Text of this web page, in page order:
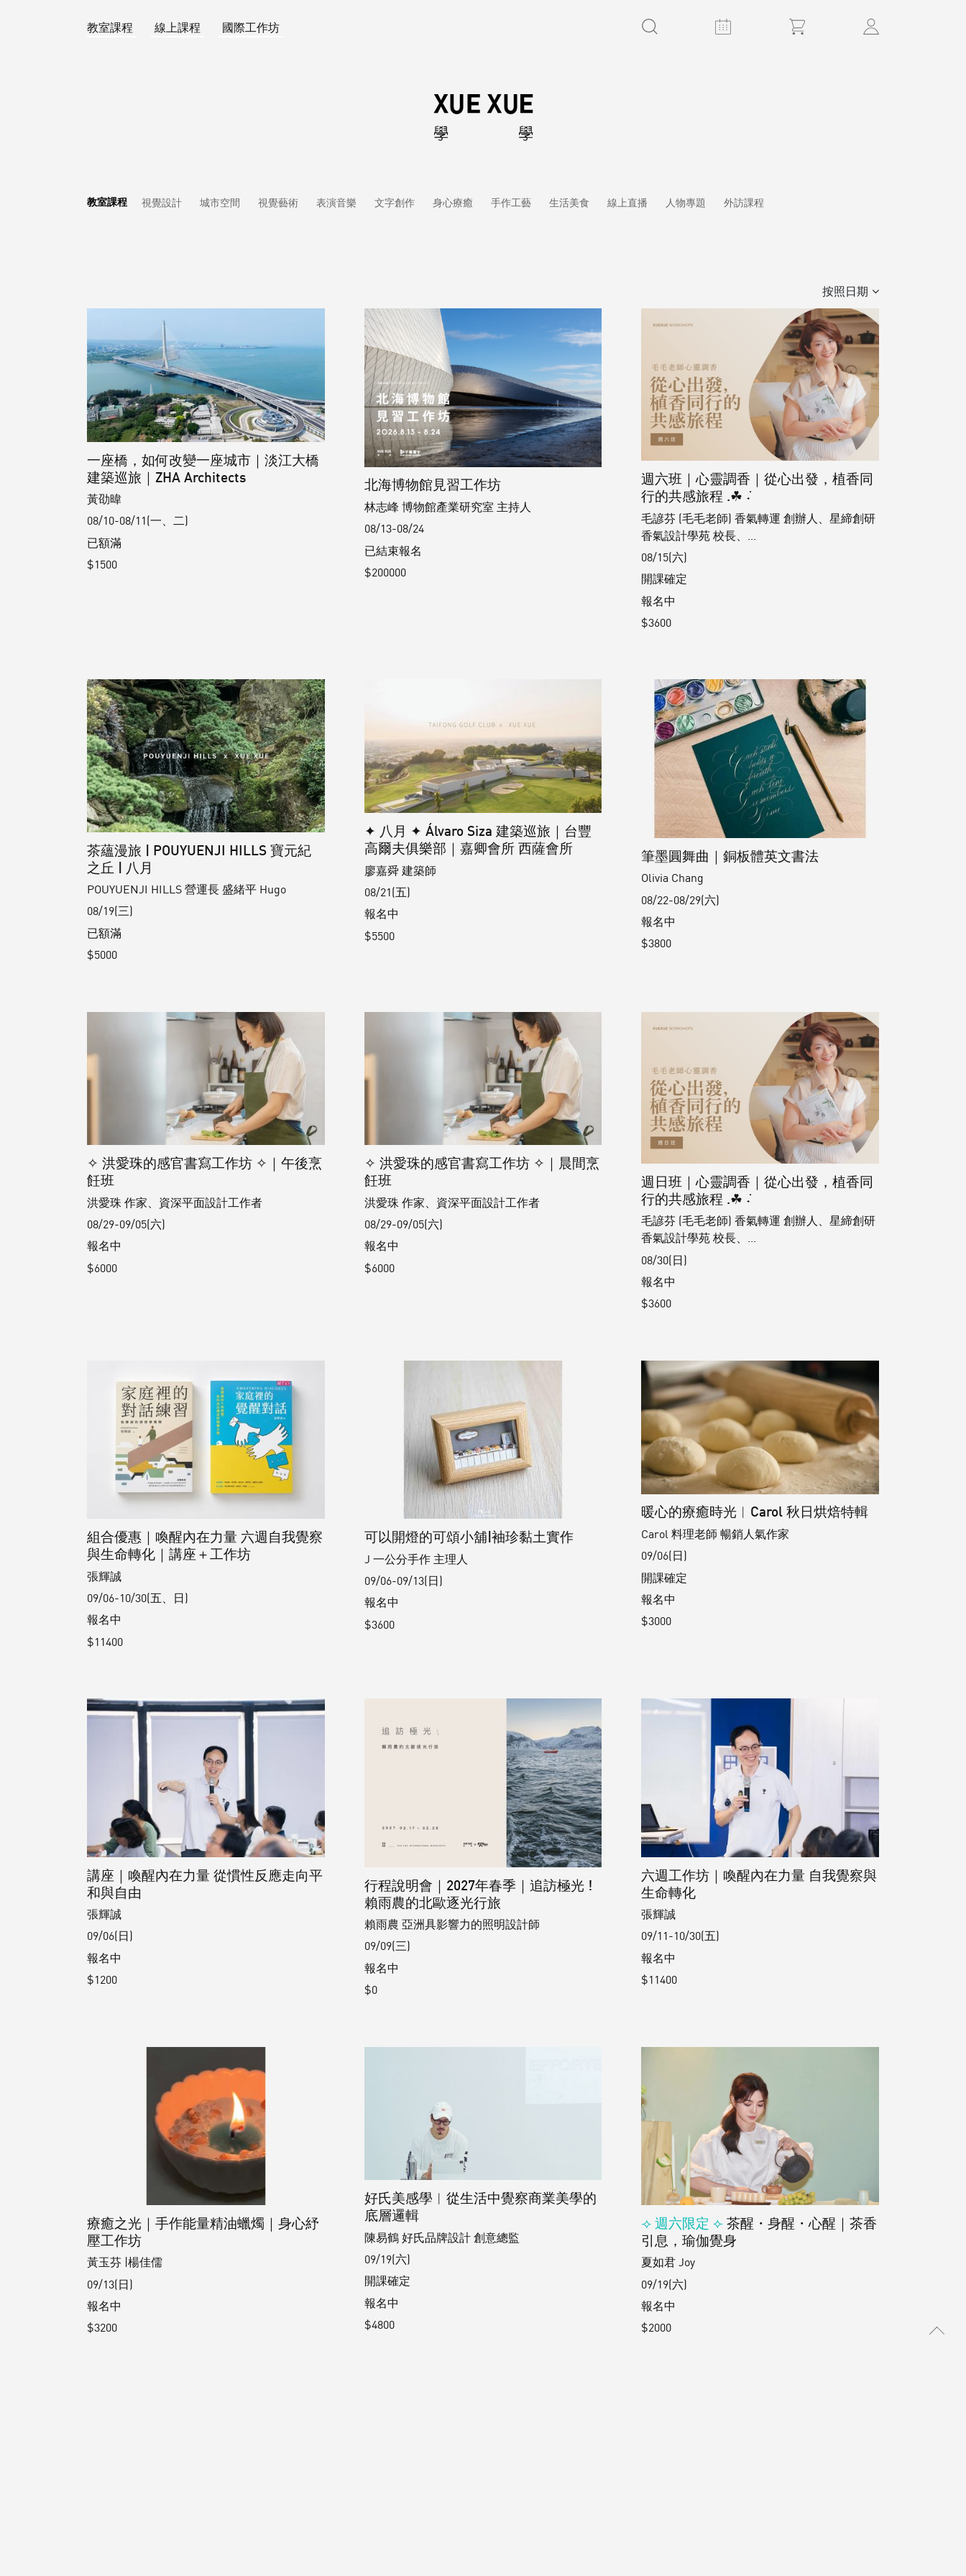
教室課程 線上課程 國際工作坊
教室課程 視覺設計 城市空間 視覺藝術 表演音樂 文字創作 身心療癒 手作工藝 生活美食 線上直播 人物專題 外訪課程
按照日期
一座橋，如何改變一座城市｜淡江大橋
建築巡旅｜ZHA Architects
黃劭暐
08/10-08/11(一、二)
已額滿
$1500
北海博物館見習工作坊
林志峰 博物館產業研究室 主持人
08/13-08/24
已結束報名
$200000
週六班｜心靈調香｜從心出發，植香同
行的共感旅程 .☘︎ ݁˖
毛諺芬 (毛毛老師) 香氣轉運 創辦人、星締創研
香氣設計學苑 校長、...
08/15(六)
開課確定
報名中
$3600
茶蘊漫旅 | POUYUENJI HILLS 寶元紀
之丘 | 八月
POUYUENJI HILLS 營運長 盛緒平 Hugo
08/19(三)
已額滿
$5000
✦ 八月 ✦ Álvaro Siza 建築巡旅｜台豐
高爾夫俱樂部｜嘉卿會所 西薩會所
廖嘉舜 建築師
08/21(五)
報名中
$5500
筆墨圓舞曲｜銅板體英文書法
Olivia Chang
08/22-08/29(六)
報名中
$3800
✧ 洪愛珠的感官書寫工作坊 ✧｜午後烹
飪班
洪愛珠 作家、資深平面設計工作者
08/29-09/05(六)
報名中
$6000
✧ 洪愛珠的感官書寫工作坊 ✧｜晨間烹
飪班
洪愛珠 作家、資深平面設計工作者
08/29-09/05(六)
報名中
$6000
週日班｜心靈調香｜從心出發，植香同
行的共感旅程 .☘︎ ݁˖
毛諺芬 (毛毛老師) 香氣轉運 創辦人、星締創研
香氣設計學苑 校長、...
08/30(日)
報名中
$3600
組合優惠｜喚醒內在力量 六週自我覺察
與生命轉化｜講座＋工作坊
張輝誠
09/06-10/30(五、日)
報名中
$11400
可以開燈的可頌小舖|袖珍黏土實作
J ⼀公分⼿作 主理⼈
09/06-09/13(日)
報名中
$3600
暖心的療癒時光︱Carol 秋日烘焙特輯
Carol 料理老師 暢銷人氣作家
09/06(日)
開課確定
報名中
$3000
講座｜喚醒內在力量 從慣性反應走向平
和與自由
張輝誠
09/06(日)
報名中
$1200
行程說明會｜2027年春季｜追訪極光 !
賴雨農的北歐逐光行旅
賴雨農 亞洲具影響力的照明設計師
09/09(三)
報名中
$0
六週工作坊｜喚醒內在力量 自我覺察與
生命轉化
張輝誠
09/11-10/30(五)
報名中
$11400
療癒之光｜手作能量精油蠟燭｜身心紓
壓工作坊
黃玉芬 |楊佳儒
09/13(日)
報名中
$3200
好氏美感學︱從生活中覺察商業美學的
底層邏輯
陳易鶴 好氏品牌設計 創意總監
09/19(六)
開課確定
報名中
$4800
⟢ 週六限定 ⟣茶醒・身醒・心醒｜茶香
引息，瑜伽覺身
夏如君 Joy
09/19(六)
報名中
$2000